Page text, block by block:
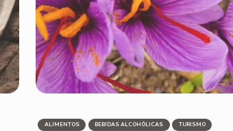
ALIMENTOS BEBIDAS ALCOHÓLICAS TURISMO